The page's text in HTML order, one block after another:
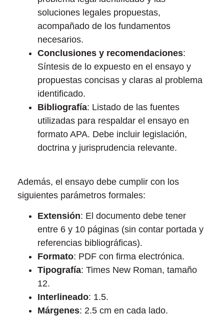
soluciones legales propuestas,
acompañado de los fundamentos
necesarios.
Conclusiones y recomendaciones:
Síntesis de lo expuesto en el ensayo y
propuestas concisas y claras al problema
identificado.
Bibliografía: Listado de las fuentes
utilizadas para respaldar el ensayo en
formato APA. Debe incluir legislación,
doctrina y jurisprudencia relevante.
Además, el ensayo debe cumplir con los
siguientes parámetros formales:
Extensión: El documento debe tener
entre 6 y 10 páginas (sin contar portada y
referencias bibliográficas).
Formato: PDF con firma electrónica.
Tipografía: Times New Roman, tamaño
12.
Interlineado: 1.5.
Márgenes: 2.5 cm en cada lado.